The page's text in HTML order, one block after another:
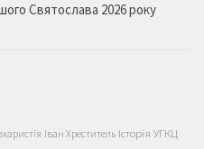
Святослава 2026 року
Іван Хреститель Історія УГКЦ